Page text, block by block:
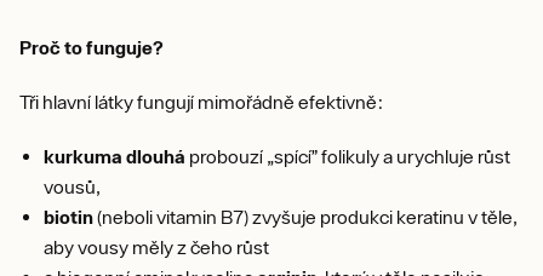
Proč to funguje?
Tři hlavní látky fungují mimořádně efektivně:
kurkuma dlouhá probouzí „spící” folikuly a urychluje růst
vousů,
biotin(neboli vitamin B7) zvyšuje produkci keratinu v těle,
aby vousy měly z čeho růst